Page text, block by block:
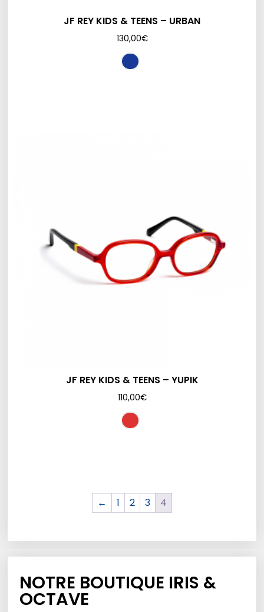
JF REY KIDS & TEENS – URBAN
130,00€
JF REY KIDS & TEENS – YUPIK
110,00€
← 1 2 3 4
NOTRE BOUTIQUE IRIS &
OCTAVE